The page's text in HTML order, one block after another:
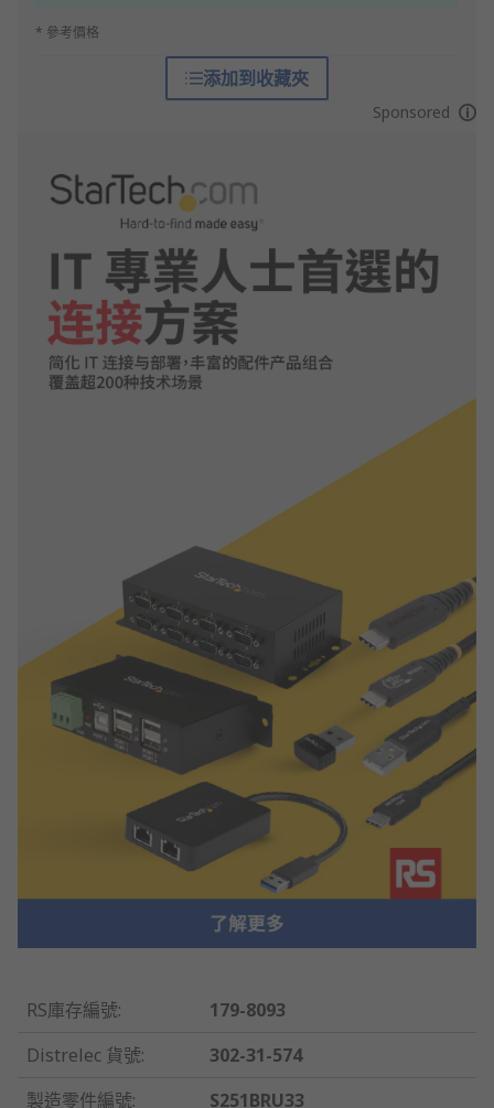
* 參考價格
添加到收藏夾
Sponsored
RS庫存編號:
179-8093
Distrelec 貨號:
302-31-574
製造零件編號: S251BRU33